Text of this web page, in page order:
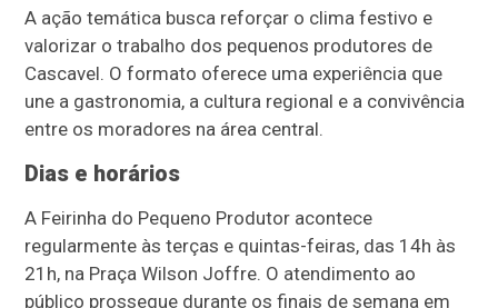
A ação temática busca reforçar o clima festivo e
valorizar o trabalho dos pequenos produtores de
Cascavel. O formato oferece uma experiência que
une a gastronomia, a cultura regional e a convivência
entre os moradores na área central.
Dias e horários
A Feirinha do Pequeno Produtor acontece
regularmente às terças e quintas-feiras, das 14h às
21h, na Praça Wilson Joffre. O atendimento ao
público prossegue durante os finais de semana em